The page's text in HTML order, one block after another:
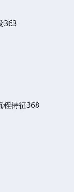
363
特征368